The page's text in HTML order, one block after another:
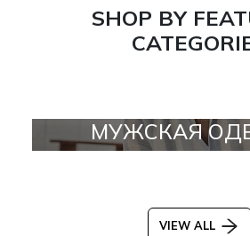
SHOP BY
МУЖСКАЯ
VIEW ALL